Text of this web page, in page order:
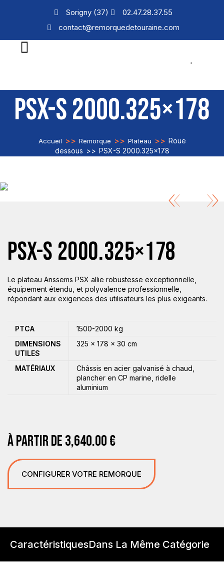
Sorigny (37)
02.47.28.37.55
contact@remorquedetouraine.com
PSX-S 2000.325×178
Accueil >> Remorque >> Plateau >> Roue
dessous >> PSX-S 2000.325×178
PSX-S 2000.325×178
Le plateau Anssems PSX allie robustesse exceptionnelle,
équipement étendu, et polyvalence professionnelle,
répondant aux exigences des utilisateurs les plus exigeants.
PTCA
1500-2000 kg
DIMENSIONS
UTILES
325 × 178 × 30 cm
MATÉRIAUX
Châssis en acier galvanisé à chaud,
plancher en CP marine, ridelle
aluminium
À PARTIR DE3,640.00€
CONFIGURER VOTRE REMORQUE
CaractéristiquesDans La Même Catégorie